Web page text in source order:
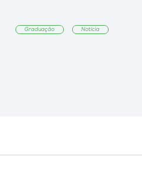
Graduação Notícia